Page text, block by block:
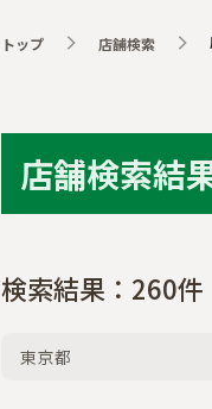
トップ 店舗検索
店舗検索結
検索結果： 260件
東京都